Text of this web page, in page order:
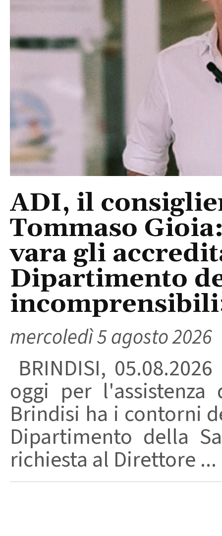
ADI, il
Tommaso
vara gli
Dipartimento
mercoledì 5 agosto 2026
BRINDISI,
oggi per
Brindisi ha i contorni
Dipartimento della
richiesta al Direttore ...